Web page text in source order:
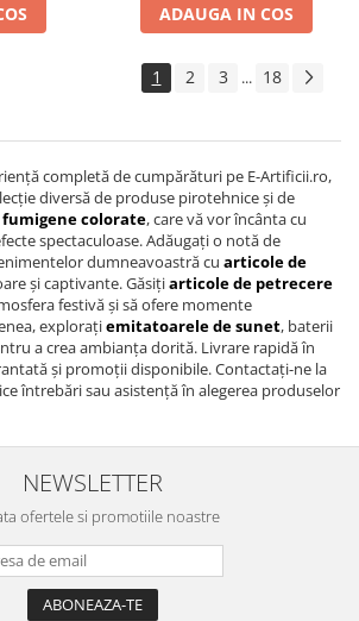
ADAUGA IN COS
1 2 3 ... 18
completă de cumpărături pe E-Artificii.ro,
diversă de produse pirotehnice și de
fumigene colorate, care vă vor încânta cu
spectaculoase. Adăugați o notă de
dumneavoastră cu articole de
și captivante. Găsițiarticole de petrecere
festivă și să ofere momente
explorațiemitatoarele de sunet, baterii
a crea ambianța dorită. Livrare rapidă în
și promoții disponibile. Contactați-ne la
întrebări sau asistență în alegerea produselor
NEWSLETTER
ofertele si promotiile noastre